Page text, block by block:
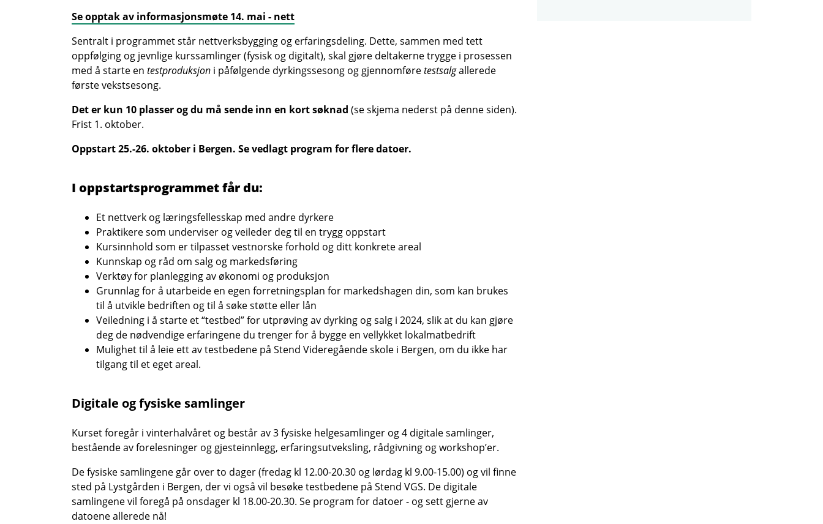
Se opptak av informasjonsmøte 14. mai - nett
Sentralt i programmet står nettverksbygging og erfaringsdeling. Dette, sammen med tett
oppfølging og jevnlige kurssamlinger (fysisk og digitalt), skal gjøre deltakerne trygge i prosessen
med å starte en testproduksjon i påfølgende dyrkingssesong og gjennomføretestsalgallerede
første vekstsesong.
Det er kun 10 plasser og du må sende inn en kort søknad (se skjema nederst på denne siden).
Frist 1. oktober.
Oppstart 25.-26. oktober i Bergen. Se vedlagt program for flere datoer.
I oppstartsprogrammet får du:
Et nettverk og læringsfellesskap med andre dyrkere
Praktikere som underviser og veileder deg til en trygg oppstart
Kursinnhold som er tilpasset vestnorske forhold og ditt konkrete areal
Kunnskap og råd om salg og markedsføring
Verktøy for planlegging av økonomi og produksjon
Grunnlag for å utarbeide en egen forretningsplan for markedshagen din, som kan brukes
til å utvikle bedriften og til å søke støtte eller lån
Veiledning i å starte et “testbed” for utprøving av dyrking og salg i 2024, slik at du kan gjøre
deg de nødvendige erfaringene du trenger for å bygge en vellykket lokalmatbedrift
Mulighet til å leie ett av testbedene på Stend Videregående skole i Bergen, om du ikke har
tilgang til et eget areal.
Digitale og fysiske samlinger
Kurset foregår i vinterhalvåret og består av 3 fysiske helgesamlinger og 4 digitale samlinger,
bestående av forelesninger og gjesteinnlegg, erfaringsutveksling, rådgivning og workshop’er.
De fysiske samlingene går over to dager (fredag kl 12.00-20.30 og lørdag kl 9.00-15.00) og vil finne
sted på Lystgården i Bergen, der vi også vil besøke testbedene på Stend VGS. De digitale
samlingene vil foregå på onsdager kl 18.00-20.30. Se program for datoer - og sett gjerne av
datoene allerede nå!